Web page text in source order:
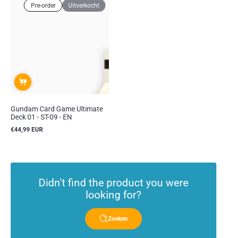
Pre-order Uitverkocht
Gundam Card Game Ultimate
Deck 01 - ST-09 - EN
Reguliere
€44,99 EUR
Didn't find the product you were
looking for?
Zoeken